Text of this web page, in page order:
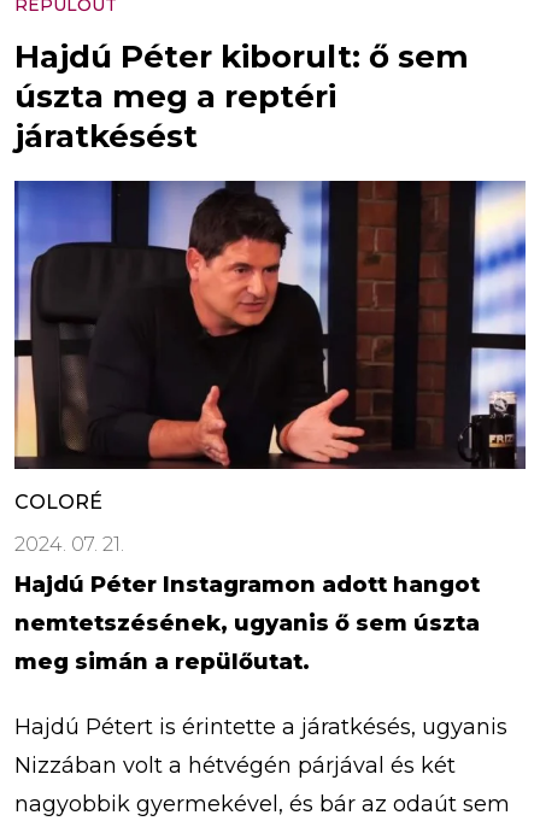
REPÜLŐÚT
Hajdú Péter kiborult: ő sem
úszta meg a reptéri
járatkésést
COLORÉ
2024. 07. 21.
Hajdú Péter Instagramon adott hangot
nemtetszésének, ugyanis ő sem úszta
meg simán a repülőutat.
Hajdú Pétert is érintette a járatkésés, ugyanis
Nizzában volt a hétvégén párjával és két
nagyobbik gyermekével, és bár az odaút sem